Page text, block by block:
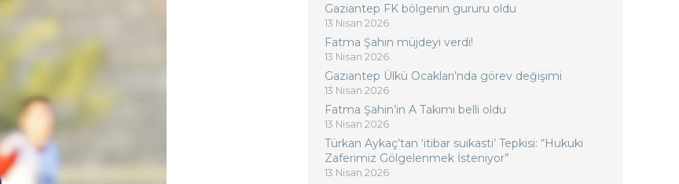
Gaziantep FK bölgenin gururu oldu
13 Nisan 2026
Fatma Şahin müjdeyi verdi!
13 Nisan 2026
Gaziantep Ülkü Ocakları’nda görev değişimi
13 Nisan 2026
Fatma Şahin’in A Takımı belli oldu
13 Nisan 2026
Türkan Aykaç’tan ‘itibar suikasti’ Tepkisi: “Hukuki
Zaferimiz Gölgelenmek İsteniyor”
13 Nisan 2026